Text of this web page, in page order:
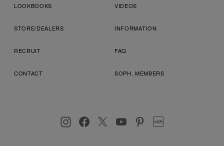
LOOKBOOKS VIDEOS
STORE/DEALERS INFORMATION
RECRUIT FAQ
CONTACT SOPH. MEMBERS